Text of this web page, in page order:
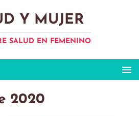
Y MUJER
SALUD EN FEMENINO
2020